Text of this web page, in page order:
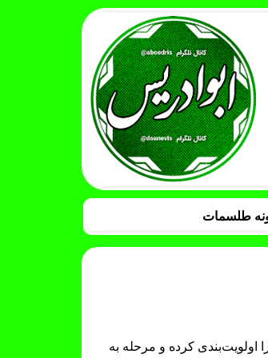
طلسمات
کرده و مرحله به